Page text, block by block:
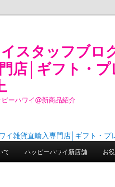
スタッフブロ
店│ギフト・
ーハワイ@新商品紹介
て ハッピーハワイ新店舗 お